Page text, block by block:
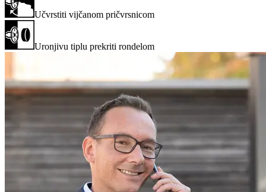
Učvrstiti vijčanom pričvrsnicom
Uronjivu tiplu prekriti rondelom